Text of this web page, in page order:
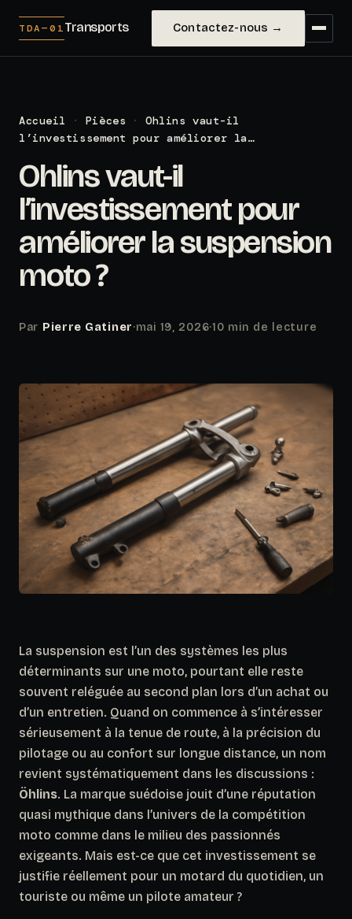
TDA—01Transports Contactez-nous →
Accueil · Pièces ·
Ohlins vaut-il
l’investissement pour améliorer la…
Ohlins vaut-il
l’investissement pour
améliorer la suspension
moto ?
Par Pierre Gatiner·mai 19, 2026·10 min de lecture
La suspension est l’un des systèmes les plus
déterminants sur une moto, pourtant elle reste
souvent reléguée au second plan lors d’un achat ou
d’un entretien. Quand on commence à s’intéresser
sérieusement à la tenue de route, à la précision du
pilotage ou au confort sur longue distance, un nom
revient systématiquement dans les discussions :
Öhlins. La marque suédoise jouit d’une réputation
quasi mythique dans l’univers de la compétition
moto comme dans le milieu des passionnés
exigeants. Mais est-ce que cet investissement se
justifie réellement pour un motard du quotidien, un
touriste ou même un pilote amateur ?